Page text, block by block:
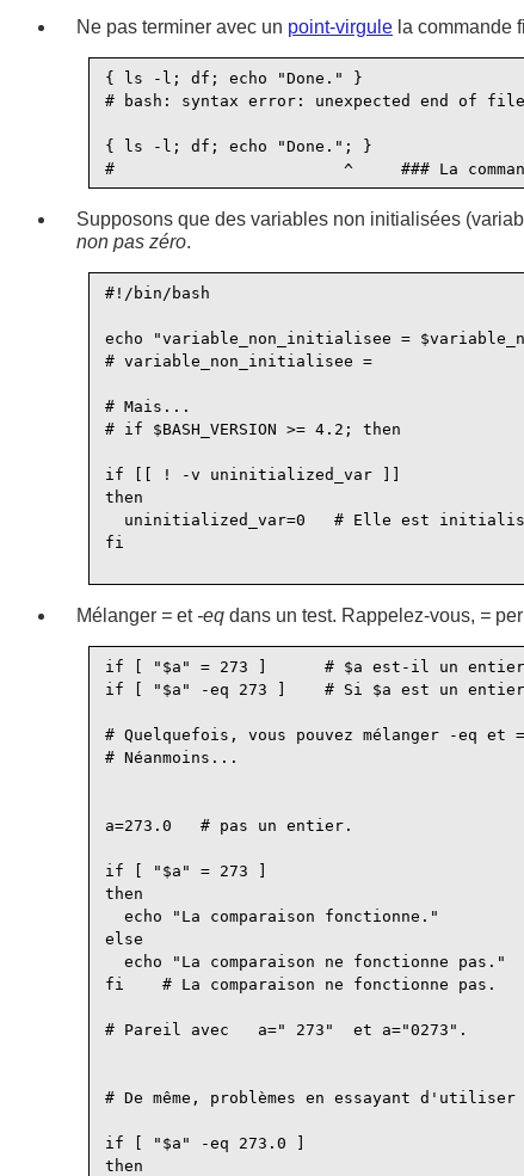
Ne pas terminer avec un point-virgule la commande
{ ls -l; df; echo "Done." }
# bash: syntax error: unexpected end of file
{ ls -l; df; echo "Done."; }
Supposons que des variables non initialisées
non pas zéro.
#!/bin/bash
echo "variable_non_initialisee =
# variable_non_initialisee =
# Mais...
# if $BASH_VERSION >= 4.2; then
if [[ ! -v uninitialized_var ]]
then
uninitialized_var=0   # Elle est
fi
Mélanger = et -eq dans un test. Rappelez-vous, =
if [ "$a" = 273 ]      # $a est-il un entier
if [ "$a" -eq 273 ]    # Si $a est un
# Quelquefois, vous pouvez mélanger -eq et =
# Néanmoins...
a=273.0   # pas un entier.
if [ "$a" = 273 ]
then
  echo "La comparaison fonctionne."
else
  echo "La comparaison ne fonctionne pas."
fi    # La comparaison ne fonctionne pas.
# Pareil avec   a=" 273"  et a="0273".
# De même, problèmes en essayant
if [ "$a" -eq 273.0 ]
then